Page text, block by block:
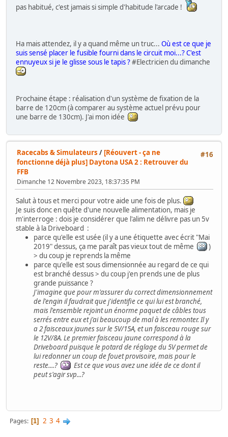
pas habitué, c'est jamais si simple d'habitude l'arcade !
Ha mais attendez, il y a quand même un truc... Où est ce que je
suis sensé placer le fusible fourni dans le circuit moi...? C'est
ennuyeux si je le glisse sous le tapis ?#Electricien du dimanche
Prochaine étape : réalisation d'un système de fixation de la
barre de 120cm (à comparer au système actuel prévu pour
une barre de 130cm). J'ai mon idée
#16
Racecabs & Simulateurs / [Réouvert - ça ne
fonctionne déjà plus] Daytona USA 2 : Retrouver du
FFB
Dimanche 12 Novembre 2023, 18:37:35 PM
Salut à tous et merci pour votre aide une fois de plus.
Je suis donc en quête d'une nouvelle alimentation, mais je
m'interroge : dois je considérer que l'alim ne délivre pas un 5v
stable à la Driveboard :
parce qu'elle est usée (il y a une étiquette avec écrit "Mai
2019" dessus, ça me paraît pas vieux tout de même
)
> du coup je reprends la même
parce qu'elle est sous dimensionnée au regard de ce qui
est branché dessus > du coup j'en prends une de plus
grande puissance ?
J'imagine que pour m'assurer du correct dimensionnement
de l'engin il faudrait que j'identifie ce qui lui est branché,
mais l'ensemble rejoint un énorme paquet de câbles tous
serrés entre eux et j'ai beaucoup de mal à les remonter. Il y
a 2 faisceaux jaunes sur le 5V/15A, et un faisceau rouge sur
le 12V/8A. Le premier faisceau jaune correspond à la
Driveboard puisque le potard de réglage du 5V permet de
lui redonner un coup de fouet provisoire, mais pour le
reste....?
Est ce que vous avez une idée de ce dont il
peut s'agir svp...?
Pages 1 2 3 4